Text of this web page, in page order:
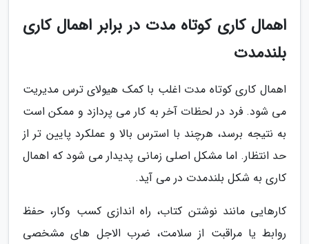
اهمال کاری کوتاه مدت در برابر اهمال کاری
بلندمدت
اهمال کاری کوتاه مدت اغلب با کمک هیولای ترس مدیریت
می شود. فرد در لحظات آخر به کار می پردازد و ممکن است
به نتیجه برسد، هرچند با استرس بالا و عملکرد پایین تر از
حد انتظار. اما مشکل اصلی زمانی پدیدار می شود که اهمال
کاری به شکل بلندمدت در می آید.
کارهایی مانند نوشتن کتاب، راه اندازی کسب وکار، حفظ
روابط یا مراقبت از سلامت، ضرب الاجل های مشخصی